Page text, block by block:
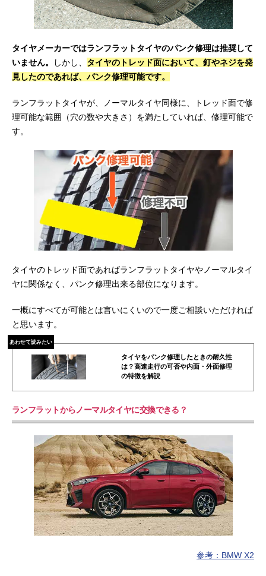
タイヤメーカーではランフラットタイヤのパンク修理は推奨して
いません。
しかし、 タイヤのトレッド面において、釘やネジを発
見したのであれば、パンク修理可能です。
ランフラットタイヤが、ノーマルタイヤ同様に、トレッド面で修
理可能な範囲（穴の数や大きさ）を満たしていれば、修理可能で
す。
タイヤのトレッド面であればランフラットタイヤやノーマルタイ
ヤに関係なく、パンク修理出来る部位になります。
一概にすべてが可能とは言いにくいので一度ご相談いただければ
と思います。
あわせて読みたい
タイヤをパンク修理したときの耐久性
は？高速走行の可否や内面・外面修理
の特徴を解説
ランフラットからノーマルタイヤに交換できる？
参考：BMW X2